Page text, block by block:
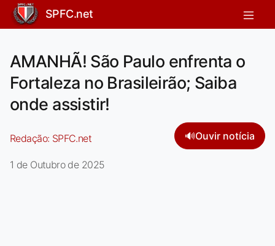
SPFC.net
AMANHÃ! São Paulo enfrenta o
Fortaleza no Brasileirão; Saiba
onde assistir!
Redação: SPFC.net 🔊Ouvir notícia
1 de Outubro de 2025